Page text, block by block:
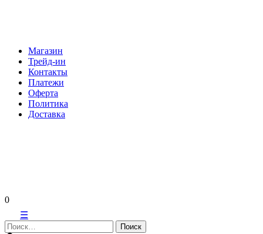
Магазин
Трейд-ин
Контакты
Платежи
Оферта
Политика
Доставка
0
☰
Найти: